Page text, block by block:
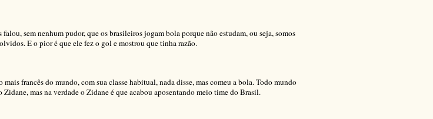
sem nenhum pudor, que os brasileiros jogam bola porque não estudam, ou seja, somos
E o pior é que ele fez o gol e mostrou que tinha razão.
francês do mundo, com sua classe habitual, nada disse, mas comeu a bola. Todo mundo
mas na verdade o Zidane é que acabou aposentando meio time do Brasil.